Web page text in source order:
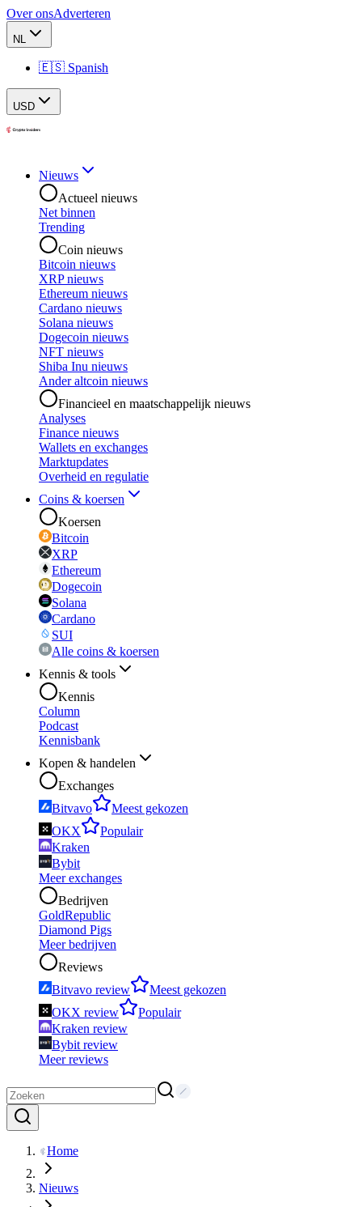
Over onsAdverteren
NL
🇪🇸 Spanish
USD
Nieuws
Actueel nieuws
Net binnen
Trending
Coin nieuws
Bitcoin nieuws
XRP nieuws
Ethereum nieuws
Cardano nieuws
Solana nieuws
Dogecoin nieuws
NFT nieuws
Shiba Inu nieuws
Ander altcoin nieuws
Financieel en maatschappelijk nieuws
Analyses
Finance nieuws
Wallets en exchanges
Marktupdates
Overheid en regulatie
Coins & koersen
Koersen
Bitcoin
XRP
Ethereum
Dogecoin
Solana
Cardano
SUI
Alle coins & koersen
Kennis & tools
Kennis
Column
Podcast
Kennisbank
Kopen & handelen
Exchanges
Bitvavo
Meest gekozen
OKX
Populair
Kraken
Bybit
Meer exchanges
Bedrijven
GoldRepublic
Diamond Pigs
Meer bedrijven
Reviews
Bitvavo review
Meest gekozen
OKX review
Populair
Kraken review
Bybit review
Meer reviews
Home
Nieuws